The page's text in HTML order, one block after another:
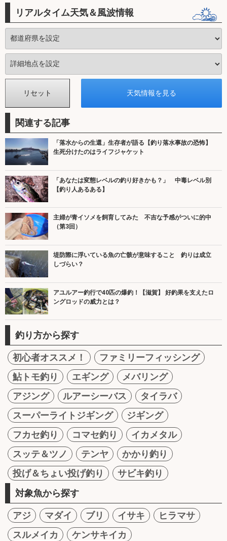
リアルタイム天気＆風波情報
関連する記事
「落水からの生還」生存者が語る【釣り落水事故の恐怖】
生死分けたのはライフジャケット
「あなたは変態レベルの釣り好きかも？」 中毒レベル別
【釣り人あるある】
主婦が青イソメを飼育してみた 不吉な予感がついに的中
（第3回）
堤防際に浮いている魚の亡骸が意味すること 釣りは成立
しづらい？
アユルアー釣行で40匹の爆釣！【滋賀】 好釣果を支えたロ
ングロッドの威力とは？
釣り方から探す
初心者オススメ！
ファミリーフィッシング
鮎トモ釣り
エギング
メバリング
アジング
ルアーシーバス
タイラバ
スーパーライトジギング
ジギング
フカセ釣り
コマセ釣り
イカメタル
スッテ＆ツノ
テンヤ
かかり釣り
投げ＆ちょい投げ釣り
サビキ釣り
対象魚から探す
アジ マダイ ブリ イサキ
ヒラマサ
スルメイカ
ケンサキイカ